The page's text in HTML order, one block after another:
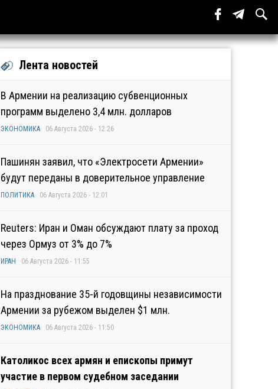
Лента новостей
В Армении на реализацию субвенционных
программ выделено 3,4 млн. долларов
ЭКОНОМИКА 06 Августа 2026 - 12:26
Пашинян заявил, что «Электросети Армении»
будут переданы в доверительное управление
ПОЛИТИКА 06 Августа 2026 - 12:01
Reuters: Иран и Оман обсуждают плату за проход
через Ормуз от 3% до 7%
ИРАН 06 Августа 2026 - 11:55
На празднование 35-й годовщины независимости
Армении за рубежом выделен $1 млн.
ЭКОНОМИКА 06 Августа 2026 - 11:50
Католикос всех армян и епископы примут
участие в первом судебном заседании